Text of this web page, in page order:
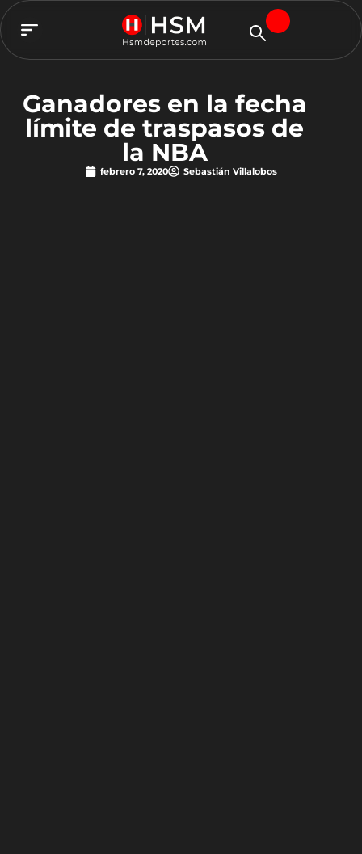
Ganadores en la fecha
límite de traspasos de
la NBA
febrero 7, 2020 Sebastián Villalobos